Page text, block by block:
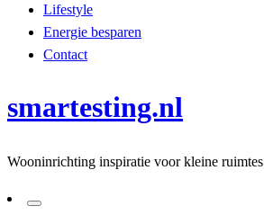
Lifestyle
Energie besparen
Contact
smartesting.nl
Wooninrichting inspiratie voor kleine ruimtes